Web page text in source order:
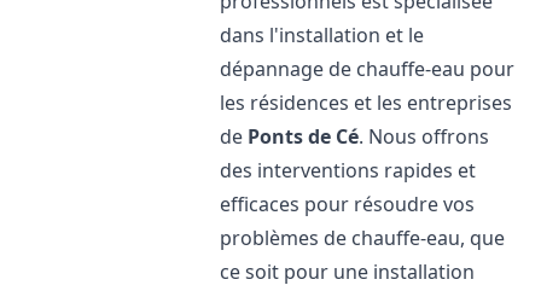
dans l'installation et le
dépannage de chauffe-eau pour
les résidences et les entreprises
de Ponts de Cé. Nous offrons
des interventions rapides et
efficaces pour résoudre vos
problèmes de chauffe-eau, que
ce soit pour une installation